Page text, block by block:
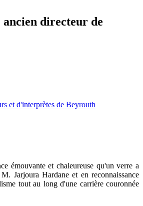
directeur de
et d'interprètes de Beyrouth
émouvante et chaleureuse qu'un verre a
Jarjoura Hardane et en reconnaissance
tout au long d'une carrière couronnée